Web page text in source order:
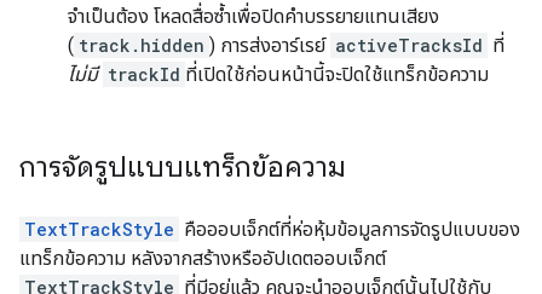
จำเป็นต้อง โหลดสื่อซ้ำเพื่อปิดคำบรรยายแทนเสียง
( track.hidden ) การส่งอาร์เรย์ activeTracksId ที่
ไม่มี trackId ที่เปิดใช้ก่อนหน้านี้จะปิดใช้แทร็กข้อความ
การจัดรูปแบบแทร็กข้อความ
TextTrackStyle คือออบเจ็กต์ที่ห่อหุ้มข้อมูลการจัดรูปแบบของ
แทร็กข้อความ หลังจากสร้างหรืออัปเดตออบเจ็กต์
TextTrackStyle ที่มีอยู่แล้ว คุณจะนำออบเจ็กต์นั้นไปใช้กับ